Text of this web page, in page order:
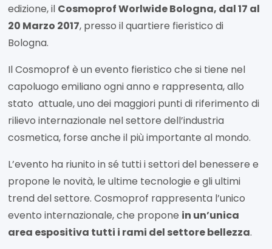
edizione, il Cosmoprof Worlwide Bologna, dal 17 al
20 Marzo 2017, presso il quartiere fieristico di
Bologna.
Il Cosmoprof è un evento fieristico che si tiene nel
capoluogo emiliano ogni anno e rappresenta, allo
stato attuale, uno dei maggiori punti di riferimento di
rilievo internazionale nel settore dell’industria
cosmetica, forse anche il più importante al mondo.
L’evento ha riunito in sé tutti i settori del benessere e
propone le novità, le ultime tecnologie e gli ultimi
trend del settore. Cosmoprof rappresenta l’unico
evento internazionale, che propone in un’unica
area espositiva tutti i rami del settore bellezza.